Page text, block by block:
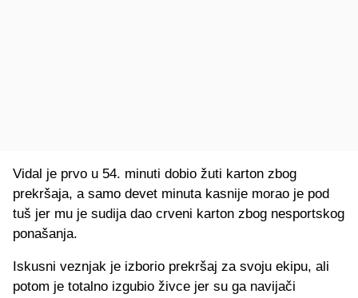
Vidal je prvo u 54. minuti dobio žuti karton zbog
prekršaja, a samo devet minuta kasnije morao je pod
tuš jer mu je sudija dao crveni karton zbog nesportskog
ponašanja.
Iskusni veznjak je izborio prekršaj za svoju ekipu, ali
potom je totalno izgubio živce jer su ga navijači